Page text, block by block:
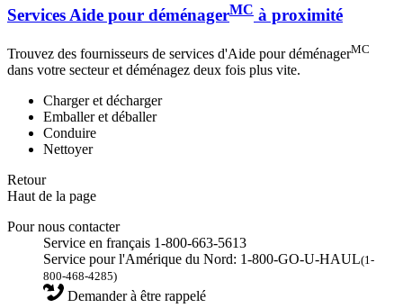
Services Aide pour déménagerMC à proximité
Trouvez des fournisseurs de services d'Aide pour déménagerMC
dans votre secteur et déménagez deux fois plus vite.
Charger et décharger
Emballer et déballer
Conduire
Nettoyer
Retour
Haut de la page
Pour nous contacter
Service en français 1-800-663-5613
Service pour l'Amérique du Nord: 1-800-GO-U-HAUL(1-
800-468-4285)
Demander à être rappelé